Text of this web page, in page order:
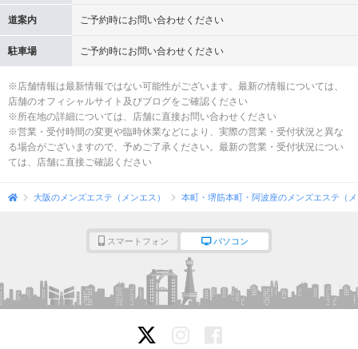
道案内 ご予約時にお問い合わせください
駐車場 ご予約時にお問い合わせください
※店舗情報は最新情報ではない可能性がございます。最新の情報については、
店舗のオフィシャルサイト及びブログをご確認ください
※所在地の詳細については、店舗に直接お問い合わせください
※営業・受付時間の変更や臨時休業などにより、実際の営業・受付状況と異な
る場合がございますので、予めご了承ください。最新の営業・受付状況につい
ては、店舗に直接ご確認ください
大阪のメンズエステ（メンエス） 本町・堺筋本町・阿波座のメンズエステ（
スマートフォン パソコン